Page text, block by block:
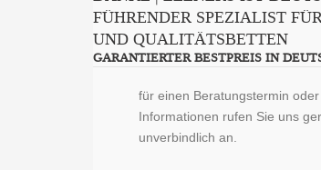
FÜHRENDER SPEZIALIST
UND QUALITÄTSBETTEN
GARANTIERTER BESTPREIS IN
für einen Beratungstermin
Informationen rufen Sie uns
unverbindlich an.